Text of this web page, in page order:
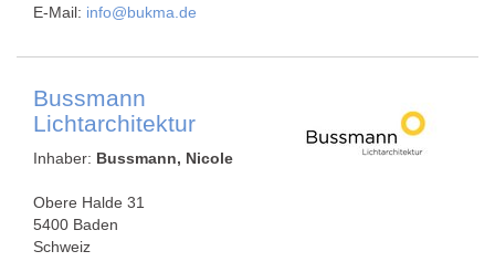
E-Mail: info@bukma.de
Bussmann
Lichtarchitektur
Inhaber: Bussmann, Nicole
Obere Halde 31
5400 Baden
Schweiz